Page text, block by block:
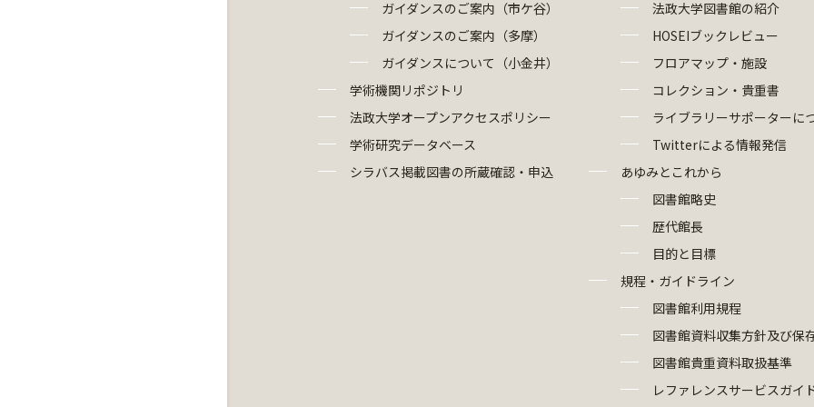
ガイダンスのご案内（市ケ谷）
ガイダンスのご案内（多摩）
ガイダンスについて（小金井）
学術機関リポジトリ
法政大学オープンアクセスポリシー
学術研究データベース
シラバス掲載図書の所蔵確認・申込
法政大学図書館の紹介
HOSEIブックレビュー
フロアマップ・施設
コレクション・貴重書
ライブラリーサポーターに
Twitterによる情報発信
あゆみとこれから
図書館略史
歴代館長
目的と目標
規程・ガイドライン
図書館利用規程
図書館資料収集方針及び保
図書館貴重資料取扱基準
レファレンスサービスガイ